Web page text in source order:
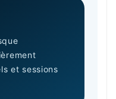
et sessions